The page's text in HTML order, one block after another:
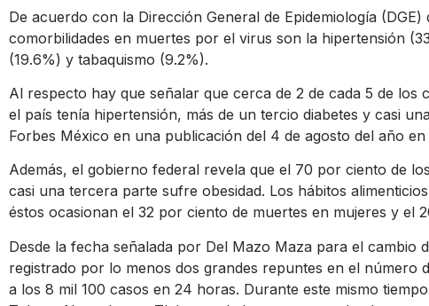
De acuerdo con la Dirección General de Epidemiología (DGE)
comorbilidades en muertes por el virus son la hipertensión
(19.6%) y tabaquismo (9.2%).
Al respecto hay que señalar que cerca de 2 de cada 5 de los
el país tenía hipertensión, más de un tercio diabetes y casi
Forbes México en una publicación del 4 de agosto del año
Además, el gobierno federal revela que el 70 por ciento de
casi una tercera parte sufre obesidad. Los hábitos
éstos ocasionan el 32 por ciento de muertes en mujeres y el
Desde la fecha señalada por Del Mazo Maza para el cambio
registrado por lo menos dos grandes repuntes en el número
a los 8 mil 100 casos en 24 horas. Durante este mismo